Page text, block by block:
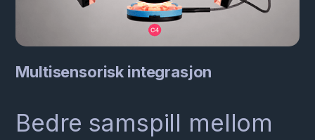
Multisensorisk integrasjon
Bedre samspill mellom